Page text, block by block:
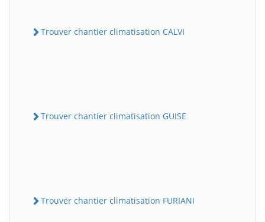
Trouver chantier climatisation CALVI
Trouver chantier climatisation GUISE
Trouver chantier climatisation FURIANI